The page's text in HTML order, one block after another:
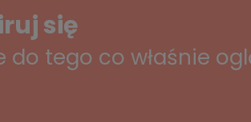
się
do tego co właśnie